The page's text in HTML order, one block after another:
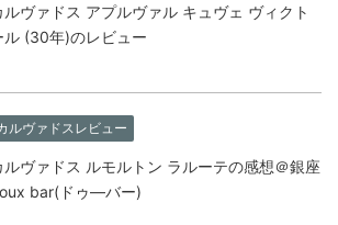
ルヴァドス アプルヴァル キュヴェ ヴィクト
ル (30年)のレビュー
ルヴァドスレビュー
ルヴァドス ルモルトン ラルーテの感想＠銀座
bar(ドゥ―バー)